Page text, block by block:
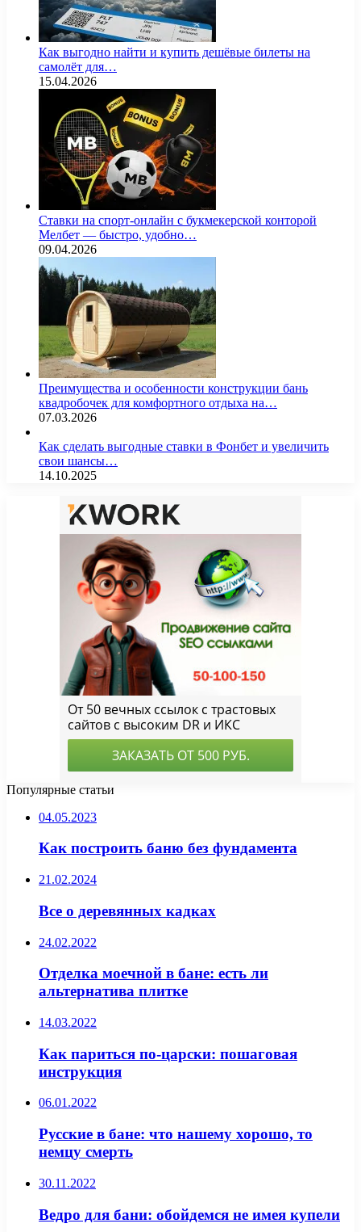
Как выгодно найти и купить дешёвые билеты на
самолёт для…
15.04.2026
Ставки на спорт-онлайн с букмекерской конторой
Мелбет — быстро, удобно…
09.04.2026
Преимущества и особенности конструкции бань
квадробочек для комфортного отдыха на…
07.03.2026
Как сделать выгодные ставки в Фонбет и увеличить
свои шансы…
14.10.2025
Популярные статьи
04.05.2023
Как построить баню без фундамента
21.02.2024
Все о деревянных кадках
24.02.2022
Отделка моечной в бане: есть ли
альтернатива плитке
14.03.2022
Как париться по-царски: пошаговая
инструкция
06.01.2022
Русские в бане: что нашему хорошо, то
немцу смерть
30.11.2022
Ведро для бани: обойдемся не имея купели